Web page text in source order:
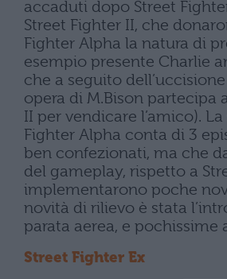
accaduti dopo Street
Street Fighter II, che
Fighter Alpha la natura di
esempio presente Charlie
che a seguito
opera di M.Bison partecipa
II per vendicare l’amico).
Fighter Alpha conta di 3
ben confezionati, ma che
del gameplay, rispetto a
implementarono poche
novità di rilievo è stata
parata aerea, e pochissime
Street Fighter Ex